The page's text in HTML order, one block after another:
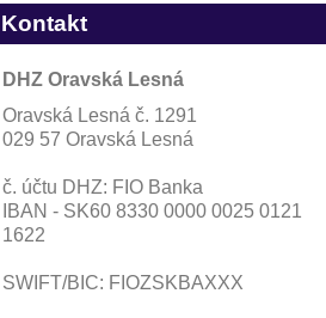
Kontakt
DHZ Oravská Lesná
Oravská Lesná č. 1291
029 57 Oravská Lesná
č. účtu DHZ: FIO Banka
IBAN - SK60 8330 0000 0025 0121
1622
SWIFT/BIC: FIOZSKBAXXX